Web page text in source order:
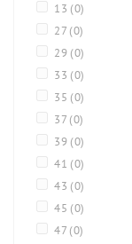
13 (0)
27 (0)
29 (0)
33 (0)
35 (0)
37 (0)
39 (0)
41 (0)
43 (0)
45 (0)
47 (0)